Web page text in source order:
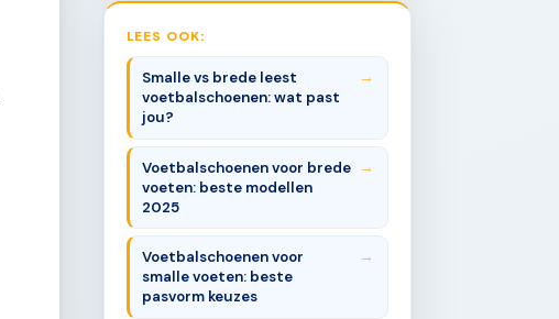
LEES OOK:
Smalle vs brede leest
voetbalschoenen: wat past
jou?
Voetbalschoenen voor brede
voeten: beste modellen
2025
Voetbalschoenen voor
smalle voeten: beste
pasvorm keuzes